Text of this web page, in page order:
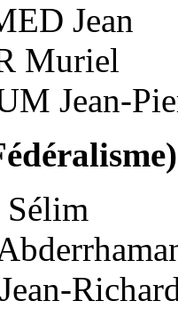
Jean
Muriel
Jean-